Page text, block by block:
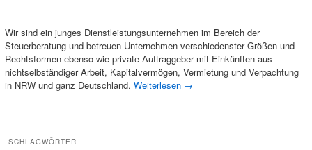
Wir sind ein junges Dienstleistungsunternehmen im Bereich der
Steuerberatung und betreuen Unternehmen verschiedenster Größen und
Rechtsformen ebenso wie private Auftraggeber mit Einkünften aus
nichtselbständiger Arbeit, Kapitalvermögen, Vermietung und Verpachtung
in NRW und ganz Deutschland. Weiterlesen →
SCHLAGWÖRTER